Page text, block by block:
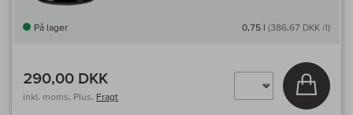
På lager 0,75 l (386,67 DKK /l)
290,00 DKK
inkl. moms, Plus. Fragt
Læg i